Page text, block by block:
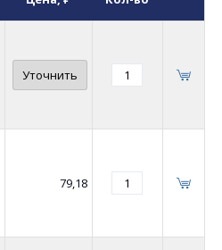
Уточнить
79,18